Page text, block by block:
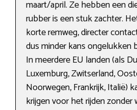
maart/april. Ze hebben een
rubber is een stuk zachter.
korte remweg, directer
dus minder kans ongelukken
In meerdere EU landen (als
Luxemburg, Zwitserland,
Noorwegen, Frankrijk, Italië)
krijgen voor het rijden zonder